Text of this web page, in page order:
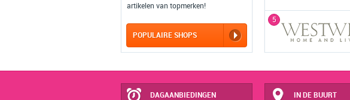
artikelen van topmerken!
POPULAIRE SHOPS
5
DAGAANBIEDINGEN IN DE BUURT